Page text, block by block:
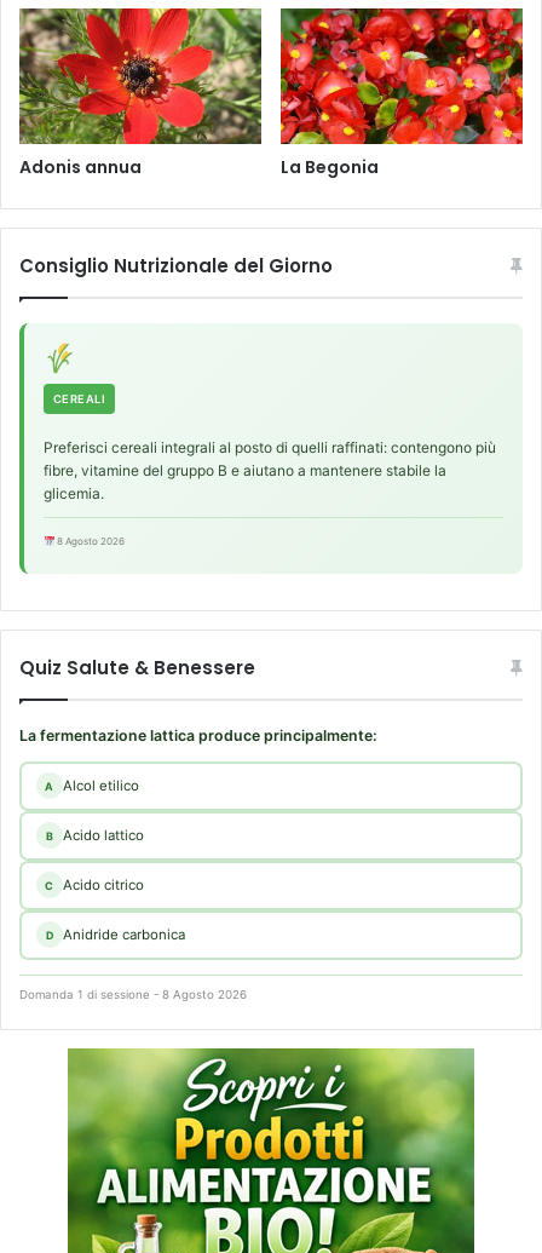
O
x
y
c
o
c
c
s
Adonis annua La Begonia
Consiglio Nutrizionale del Giorno
CEREALI
Preferisci cereali integrali al posto di quelli raffinati: contengono più
fibre, vitamine del gruppo B e aiutano a mantenere stabile la
glicemia.
8 Agosto 2026
Quiz Salute & Benessere
La fermentazione lattica produce principalmente:
A Alcol etilico
B Acido lattico
C Acido citrico
D Anidride carbonica
Domanda 1 di sessione - 8 Agosto 2026